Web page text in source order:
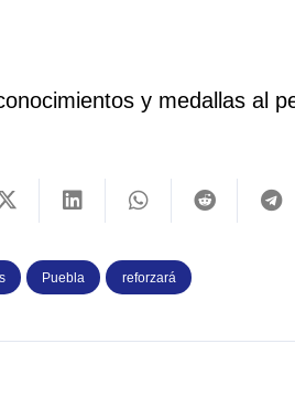
y medallas al
Puebla reforzará